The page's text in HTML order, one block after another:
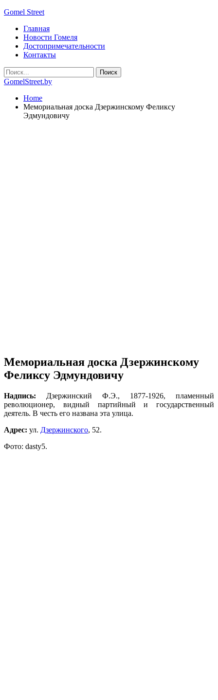
Gomel Street
Главная
Новости Гомеля
Достопримечательности
Контакты
GomelStreet.by
Home
Мемориальная доска Дзержинскому Феликсу
Эдмундовичу
Мемориальная доска Дзержинскому
Феликсу Эдмундовичу
Надпись: Дзержинский Ф.Э., 1877-1926, пламенный
революционер, видный партийный и государственный
деятель. В честь его названа эта улица.
Адрес: ул. Дзержинского, 52.
Фото: dasty5.